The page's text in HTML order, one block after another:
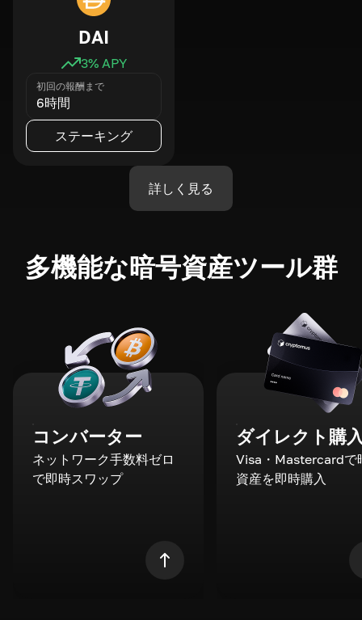
DAI
3% APY
初回の報酬まで
6時間
ステーキング
詳しく見る
多機能な暗号資産ツール群
コンバーター
ネットワーク手数料ゼロ
で即時スワップ
ダイレクト購
Visa・Mastercardで
資産を即時購入